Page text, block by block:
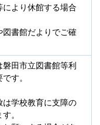
により休館する場合
図書館だよりでご確
田市立図書館等利
す。
は学校教育に支障の
。